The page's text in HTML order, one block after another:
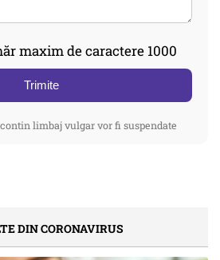
maxim de caractere 1000
Trimite
limbaj vulgar vor fi suspendate
DIN CORONAVIRUS